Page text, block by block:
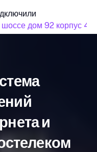
дом 92 корпус 4
и